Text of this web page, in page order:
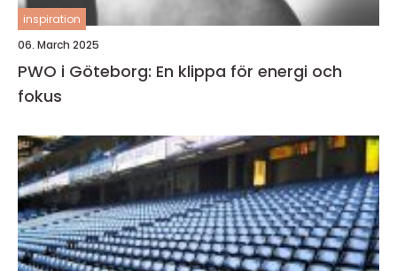
inspiration
06. March 2025
PWO i Göteborg: En klippa för energi och
fokus